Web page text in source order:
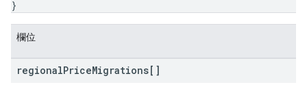
}
欄位
regionalPriceMigrations[]